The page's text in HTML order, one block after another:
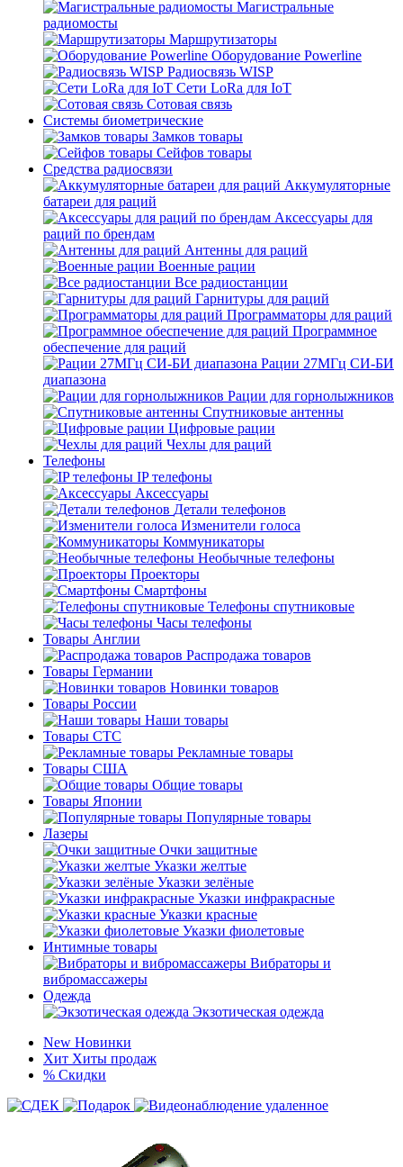
Магистральные
радиомосты
Маршрутизаторы
Оборудование Powerline
Радиосвязь WISP
Сети LoRa для IoT
Сотовая связь
Системы биометрические
Замков товары
Сейфов товары
Средства радиосвязи
Аккумуляторные
батареи для раций
Аксессуары для
раций по брендам
Антенны для раций
Военные рации
Все радиостанции
Гарнитуры для раций
Программаторы для раций
Программное
обеспечение для раций
Рации 27МГц СИ-БИ
диапазона
Рации для горнолыжников
Спутниковые антенны
Цифровые рации
Чехлы для раций
Телефоны
IP телефоны
Аксессуары
Детали телефонов
Изменители голоса
Коммуникаторы
Необычные телефоны
Проекторы
Смартфоны
Телефоны спутниковые
Часы телефоны
Товары Англии
Распродажа товаров
Товары Германии
Новинки товаров
Товары России
Наши товары
Товары СТС
Рекламные товары
Товары США
Общие товары
Товары Японии
Популярные товары
Лазеры
Очки защитные
Указки желтые
Указки зелёные
Указки инфракрасные
Указки красные
Указки фиолетовые
Интимные товары
Вибраторы и
вибромассажеры
Одежда
Экзотическая одежда
New Новинки
Хит Хиты продаж
% Скидки